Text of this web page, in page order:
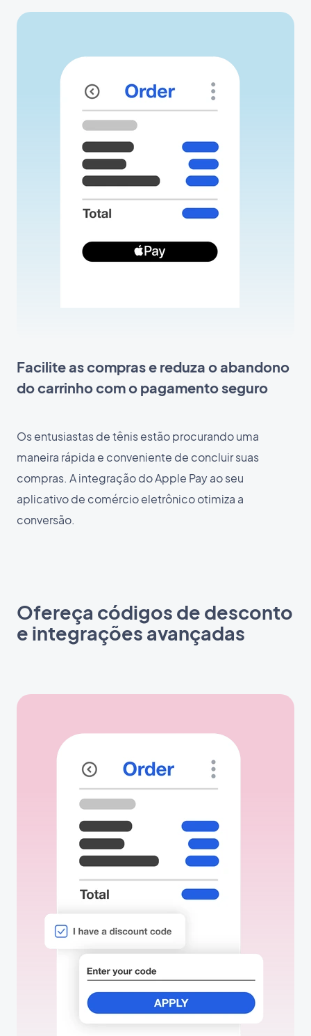
Facilite as compras e reduza o abandono
do carrinho com o pagamento seguro
Os entusiastas de tênis estão procurando uma
maneira rápida e conveniente de concluir suas
compras. A integração do Apple Pay ao seu
aplicativo de comércio eletrônico otimiza a
conversão.
Ofereça códigos de desconto
e integrações avançadas